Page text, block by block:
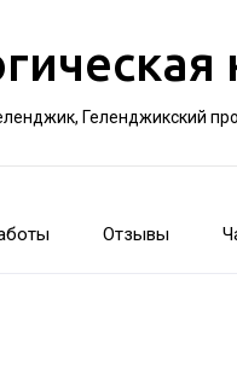
Геленджикский
Отзывы